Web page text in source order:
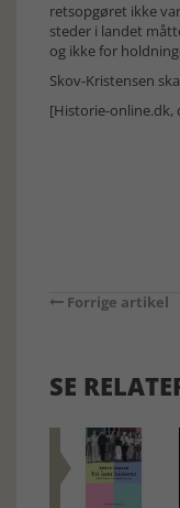
retsopgøret ikke
steder i landet
og ikke for
Skov-Kristensen
[Historie-online.dk,
Forrige artikel
SE